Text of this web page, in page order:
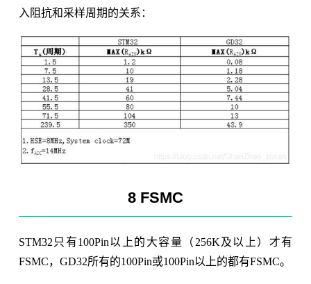
入阻抗和采样周期的关系：
8 FSMC
STM32只有100Pin以上的大容量（256K及以上）才有
FSMC，GD32所有的100Pin或100Pin以上的都有FSMC。